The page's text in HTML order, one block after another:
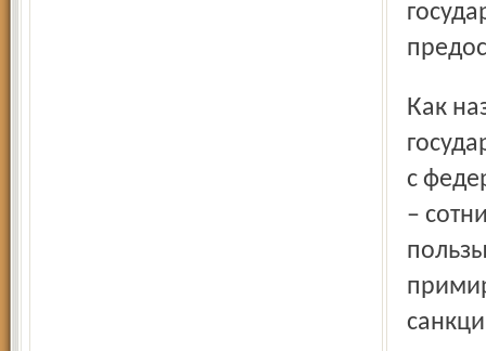
Как называется такая ситуация, когда при попустительстве
с
–